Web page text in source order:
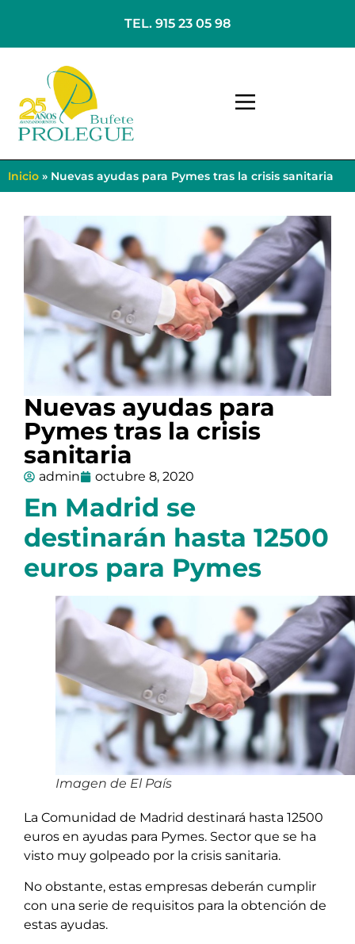
TEL. 915 23 05 98
Inicio » Nuevas ayudas para Pymes tras la crisis sanitaria
Nuevas ayudas para
Pymes tras la crisis
sanitaria
admin octubre 8, 2020
En Madrid se
destinarán hasta 12500
euros para Pymes
Imagen de El País
La Comunidad de Madrid destinará hasta 12500
euros en ayudas para Pymes. Sector que se ha
visto muy golpeado por la crisis sanitaria.
No obstante, estas empresas deberán cumplir
con una serie de requisitos para la obtención de
estas ayudas.